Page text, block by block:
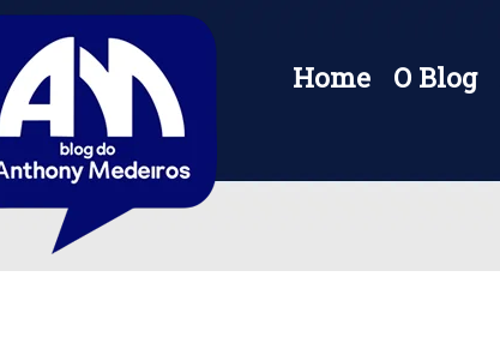
Home O Blog